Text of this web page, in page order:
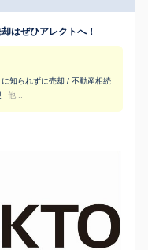
はぜひアレクトへ！
知られずに売却 / 不動産相続
他...